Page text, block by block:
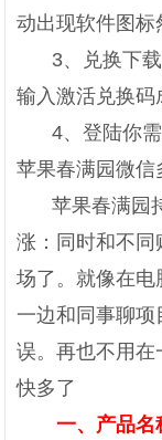
动出现软件图标
3、兑换下
输入激活兑换码
4、登陆你
苹果春满园微信
苹果春满园
涨：同时和不同
场了。就像在
一边和同事聊
误。再也不用
快多了
一、产品名